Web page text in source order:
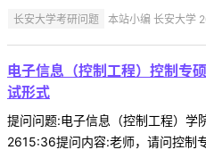
长安大学考研问题 本站小编 长安大学
电子信息（控制工程）控制专
试形式
提问问题:电子信息（控制工程）
2615:36提问内容:老师，请问控制